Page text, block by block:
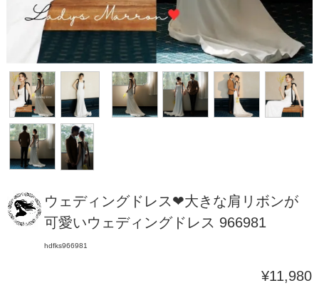
ウェディングドレス❤大きな肩リボンが
可愛いウェディングドレス 966981
hdfks966981
¥11,980